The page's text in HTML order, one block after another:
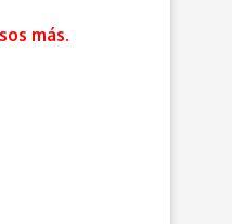
más.